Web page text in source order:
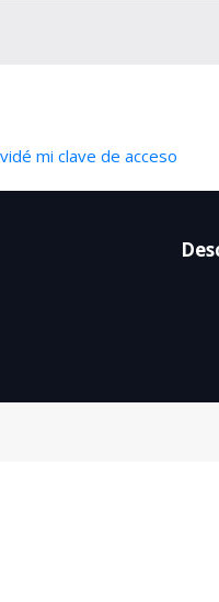
mi clave de acceso